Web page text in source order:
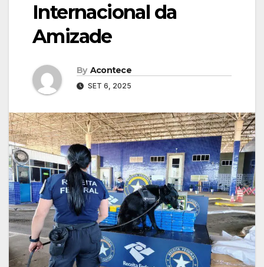
Internacional da
Amizade
By Acontece
SET 6, 2025